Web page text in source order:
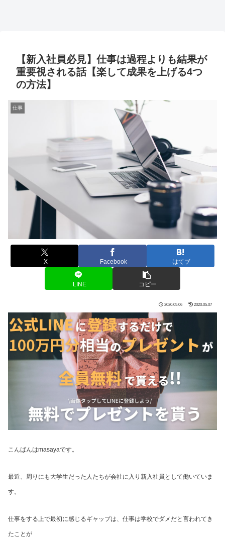
【新入社員必見】仕事は過程よりも結果が
重要視される話【楽して成果を上げる4つ
の方法】
仕事
X Facebook はてブ
LINE コピー
2020.05.06 2020.05.07
こんばんはmasayaです。
最近、周りにも大学生だった人たちが会社に入り新入社員として働いていま
す。
仕事をする上で最初に感じるギャップは、仕事は学校でダメだと言われてき
たことが